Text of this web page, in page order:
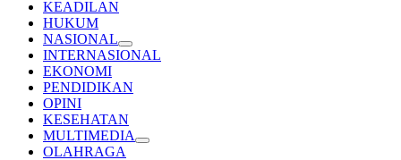
KEADILAN
HUKUM
NASIONAL
INTERNASIONAL
EKONOMI
PENDIDIKAN
OPINI
KESEHATAN
MULTIMEDIA
OLAHRAGA